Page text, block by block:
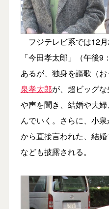
フジテレビ系では12
「今田孝太郎」（午後
あるが、独身を謳歌（
泉孝太郎が、超ビッグ
や声を聞き、結婚や夫
んでいく。さらに、小
から直接言われた、結
なども披露される。